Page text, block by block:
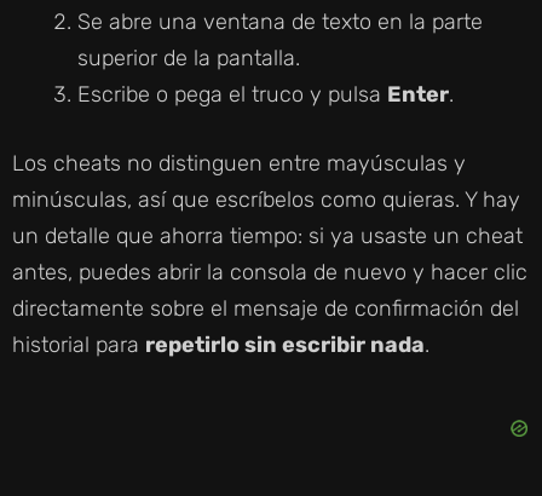
Se abre una ventana de texto en la parte
superior de la pantalla.
Escribe o pega el truco y pulsa Enter.
Los cheats no distinguen entre mayúsculas y
minúsculas, así que escríbelos como quieras. Y hay
un detalle que ahorra tiempo: si ya usaste un cheat
antes, puedes abrir la consola de nuevo y hacer clic
directamente sobre el mensaje de confirmación del
historial para repetirlo sin escribir nada.